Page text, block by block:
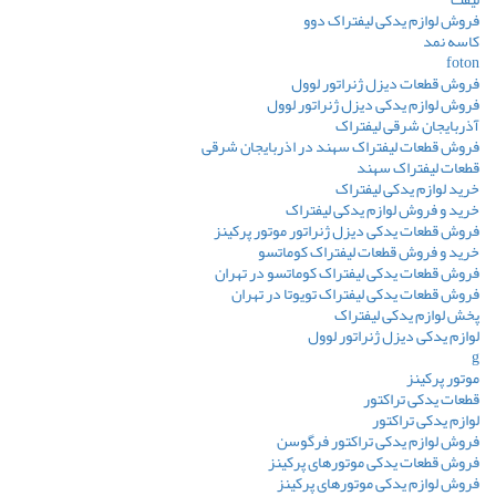
فروش لوازم یدکی لیفتراک دوو
کاسه نمد
foton
فروش قطعات دیزل ژنراتور لوول
فروش لوازم یدکی دیزل ژنراتور لوول
آذربایجان شرقی لیفتراک
فروش قطعات لیفتراک سهند در اذربایجان شرقی
قطعات لیفتراک سهند
خرید لوازم یدکی لیفتراک
خرید و فروش لوازم یدکی لیفتراک
فروش قطعات یدکی دیزل ژنراتور موتور پرکینز
خرید و فروش قطعات لیفتراک کوماتسو
فروش قطعات یدکی لیفتراک کوماتسو در تهران
فروش قطعات یدکی لیفتراک تویوتا در تهران
پخش لوازم یدکی لیفتراک
لوازم یدکی دیزل ژنراتور لوول
g
موتور پرکینز
قطعات یدکی تراکتور
لوازم یدکی تراکتور
فروش لوازم یدکی تراکتور فرگوسن
فروش قطعات یدکی موتورهای پرکینز
فروش لوازم یدکی موتورهای پرکینز